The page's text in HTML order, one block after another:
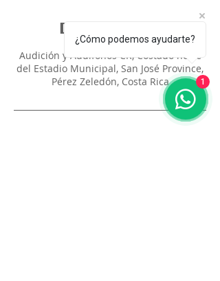
Datos de contacto
Audición y Audífonos CR, Costado norte
del Estadio Municipal, San José Province,
Pérez Zeledón, Costa Rica
¿Cómo podemos ayudarte?
1